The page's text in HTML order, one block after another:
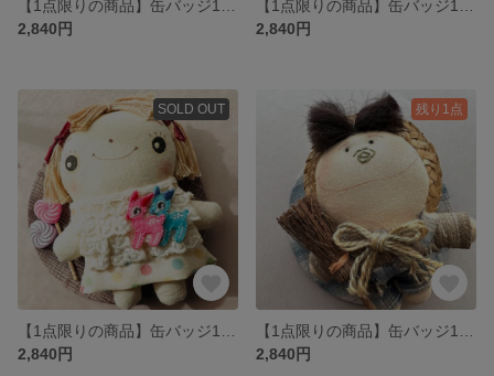
2,840円
2,840円
SOLD OUT
2,840円
残り1点
2,840円